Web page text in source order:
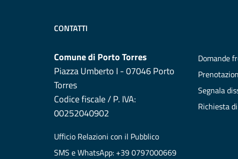
CONTATTI
Comune di Porto Torres
Piazza Umberto I - 07046 Porto
Torres
Codice fiscale / P. IVA:
00252040902
Ufficio Relazioni con il Pubblico
SMS e WhatsApp: +39 0797000669
Domande
Segnala
Richiesta